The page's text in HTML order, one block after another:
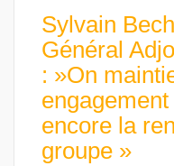
Sylvain
Général
: »On
engagement
encore la
groupe »